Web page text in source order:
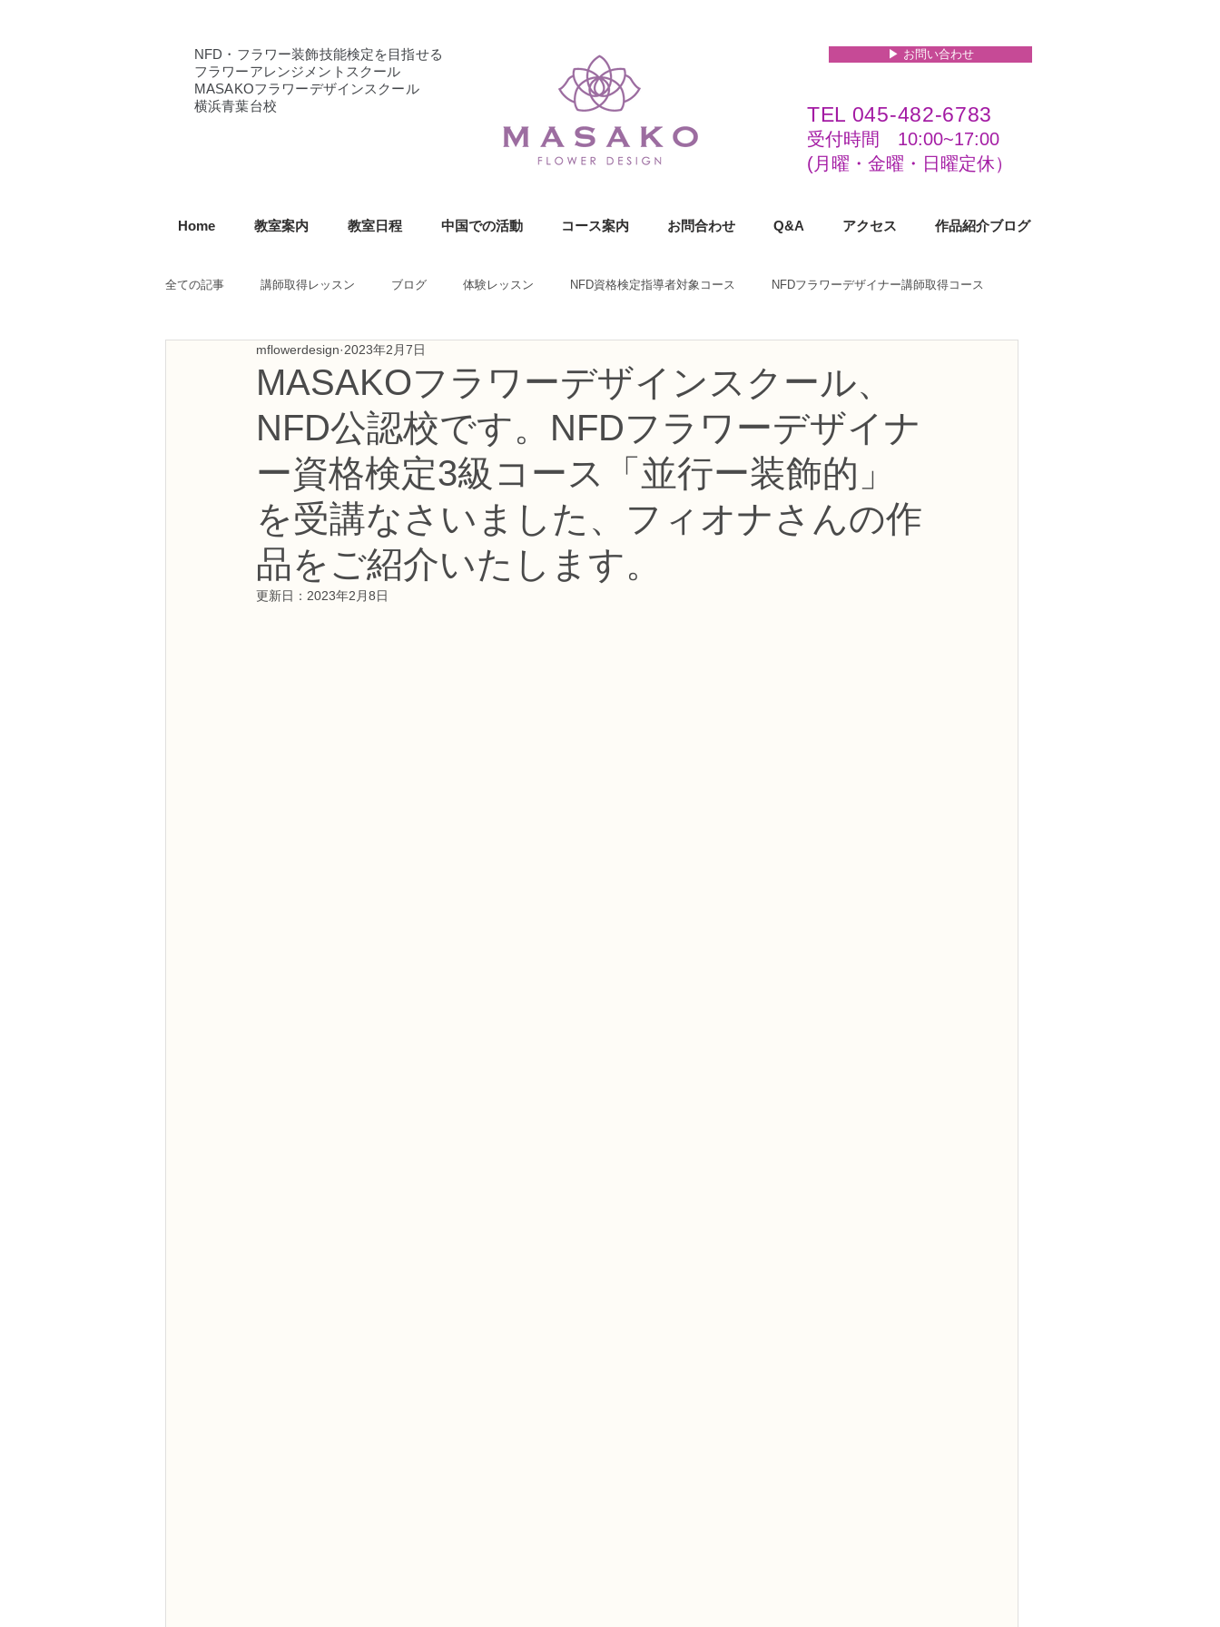
NFD・フラワー装飾技能検定を目指せる
フラワーアレンジメントスクール
MASAKOフラワーデザインスクール
横浜青葉台校
▶︎ お問い合わせ
TEL 045-482-6783
受付時間 10:00~17:00​​​
(​月曜・金曜・日曜定休）
Home 教室案内 教室日程 中国での活動 コース案内 お問合わせ Q&A アクセス 作品紹介ブログ
全ての記事 講師取得レッスン ブログ 体験レッスン NFD資格検定指導者対象コース NFDフラワーデザイナー講師取得コース
NFD講師研究科コース NFDフラワーデザイナー資格検定1級コース
NFDフラワーデザイナー資格検定3級コース フラワー装飾技能検定1級レッスン フラワー装飾技能士検定2級
フラワー装飾技能検定3級 趣味で楽しむフラワーレッスン アーティフィシャルフラワーコース 生花コース
NFDディプロマアーティフィシャルコース NFDディプロマウエディングコース
MASAKOフラワーデザインスクール、
NFD公認校です。NFDフラワーデザイナ
ー資格検定3級コース「並行ー装飾的」
を受講なさいました、フィオナさんの作
品をご紹介いたします。
mflowerdesign 2023年2月7日
更新日： 2023年2月8日